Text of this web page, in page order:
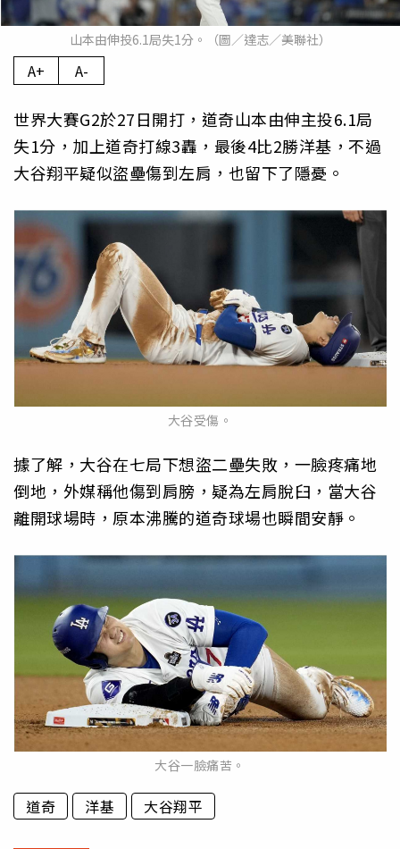
山本由伸投6.1局失1分。（圖／達志／美聯社）
A+ A-
世界大賽G2於27日開打，道奇山本由伸主投6.1局
失1分，加上道奇打線3轟，最後4比2勝洋基，不過
大谷翔平疑似盜壘傷到左肩，也留下了隱憂。
大谷受傷。
據了解，大谷在七局下想盜二壘失敗，一臉疼痛地
倒地，外媒稱他傷到肩膀，疑為左肩脫臼，當大谷
離開球場時，原本沸騰的道奇球場也瞬間安靜。
大谷一臉痛苦。
道奇 洋基 大谷翔平